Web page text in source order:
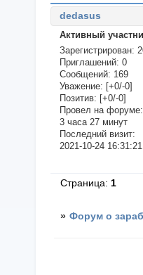
dedasus
Активный
Зарегистрирован:
Приглашений: 0
Сообщений: 169
Уважение: [+0/-0]
Позитив: [+0/-0]
Провел на форуме:
3 часа 27 минут
Последний визит:
2021-10-24 16:31:21
Страница: 1
» Форум о